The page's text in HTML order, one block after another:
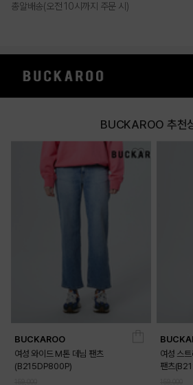
총알배송(오전 10시까지 주문 시)
BUCKAROO 추천
BUCKAROO
여성 와이드 M톤 데님 팬츠
(B215DP800P)
여성 스
팬츠